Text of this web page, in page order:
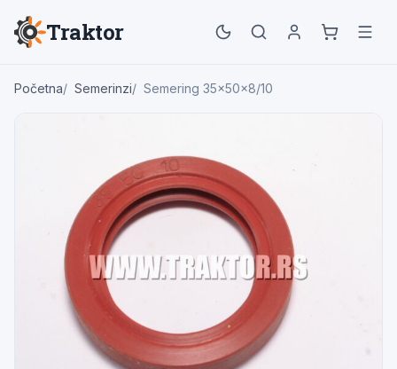
Traktor
Početna Semerinzi Semering 35x50x8/10